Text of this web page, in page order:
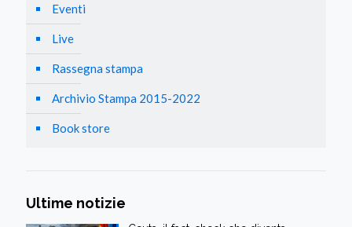
Eventi
Live
Rassegna stampa
Archivio Stampa 2015-2022
Book store
Ultime notizie